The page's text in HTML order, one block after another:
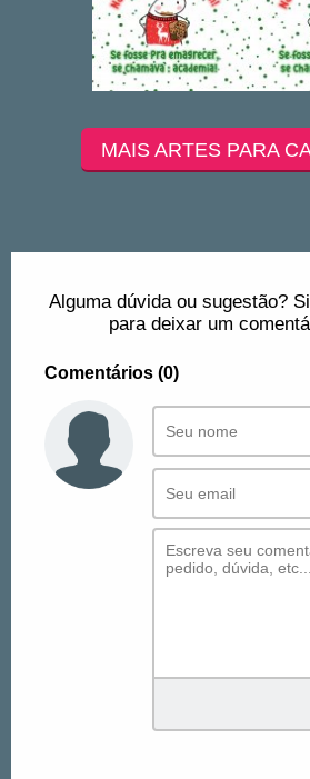
MAIS ARTES PARA
Alguma dúvida ou sugestão?
para deixar um
Comentários (0)